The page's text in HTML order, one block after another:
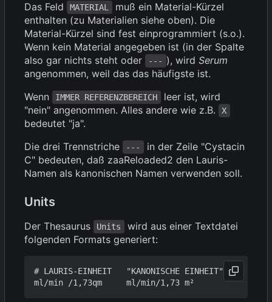
Das Feld MATERIAL
muß ein Material-Kürzel
enthalten (zu Materialien siehe oben). Die
Material-Kürzel sind fest einprogrammiert (s.o.).
Wenn kein Material angegeben ist (in der Spalte
also gar nichts steht oder
--- ), wird Serum
angenommen, weil das das häufigste ist.
Wenn
IMMER REFERENZBEREICH
leer ist, wird
"nein" angenommen. Alles andere wie z.B.
X
bedeutet "ja".
Die drei Trennstriche
---
in der Zeile "Cystacin
C" bedeuten, daß zaaReloaded2 den Lauris-
Namen als kanonischen Namen verwenden soll.
Units
Der Thesaurus Units
wird aus einer Textdatei
folgenden Formats generiert:
# LAURIS-EINHEIT   "KANONISCHE EINHEIT"